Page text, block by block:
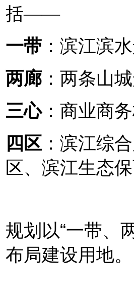
括——
一带 ：滨江滨
两廊 ：两条山
三心：商业商
四区 ：滨江综
区、滨江生态保
规划以“一带、
布局建设用地。